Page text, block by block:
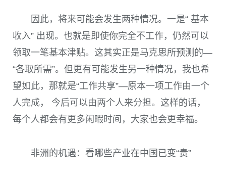
因此，将来可能会发生两种情况。一是“ 基本
收入” 出现。也就是即使你完全不工作，仍然可以
领取一笔基本津贴。这其实正是马克思所预测的—
“各取所需”。但更有可能发生另一种情况，我也希
望如此，那就是“工作共享”—原本一项工作由一个
人完成， 今后可以由两个人来分担。这样的话，
每个人都会有更多闲暇时间，大家也会更幸福。
非洲的机遇：看哪些产业在中国已变“贵”